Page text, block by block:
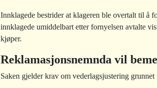
Innklagede bestrider at klageren ble overtalt til å
innklagede umiddelbart etter fornyelsen avtalte
kjøper.
Reklamasjonsnemnda vil
Saken gjelder krav om vederlagsjustering